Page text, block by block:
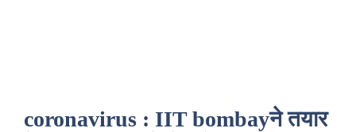
coronavirus : IIT bombayने तयार